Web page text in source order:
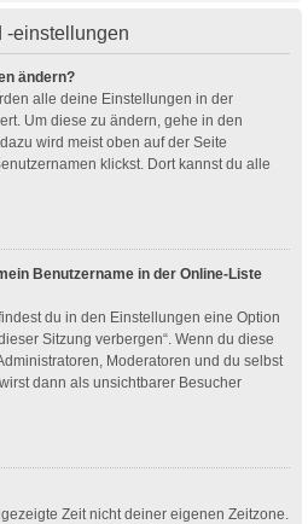
-einstellungen
ändern?
alle deine Einstellungen in der
Um diese zu ändern, gehe in den
wird meist oben auf der Seite
klickst. Dort kannst du alle
Benutzername in der Online-Liste
du in den Einstellungen eine Option
Sitzung verbergen“. Wenn du diese
Moderatoren und du selbst
dann als unsichtbarer Besucher
Zeit nicht deiner eigenen Zeitzone.